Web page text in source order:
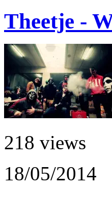
Theetje -
218 views
18/05/2014